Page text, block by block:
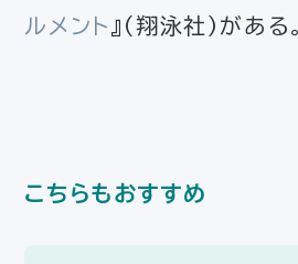
ルメント 』（翔泳社）がある。
こちらもおすすめ